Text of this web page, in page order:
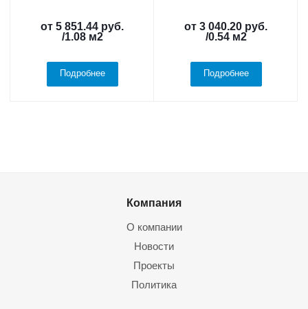
от 5 851.44 руб.
/1.08 м2
Подробнее
от 3 040.20 руб.
/0.54 м2
Подробнее
Компания
О компании
Новости
Проекты
Политика